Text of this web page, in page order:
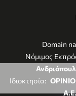
Domain
Νόμιμος
Ιδιοκτησία: